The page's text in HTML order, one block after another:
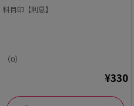
科目印【利息】
（0）
¥330